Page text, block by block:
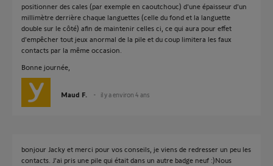
positionner des cales (par exemple en caoutchouc) d'une épaisseur d'un
millimètre derrière chaque languettes (celle du fond et la languette
double sur le côté) afin de maintenir celles ci, ce qui aura pour effet
d'empêcher tout jeux anormal de la pile et du coup limitera les faux
contacts par la même occasion.
Bonne journée,
Maud F. il y a environ 4 ans
bonjour Jacky et merci pour vos conseils, je viens de redresser un peu les
contacts. J'ai pris une pile qui était dans un autre badge neuf :)Nous